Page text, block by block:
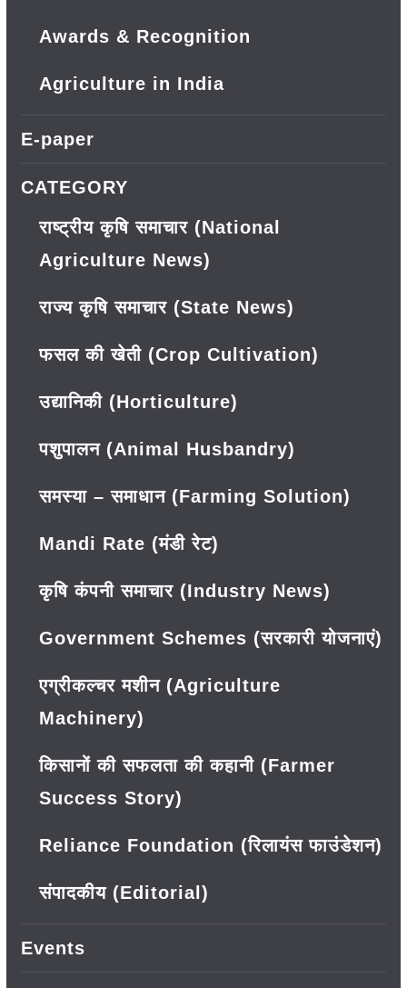
Awards & Recognition
Agriculture in India
E-paper
CATEGORY
राष्ट्रीय कृषि समाचार (National
Agriculture News)
राज्य कृषि समाचार (State News)
फसल की खेती (Crop Cultivation)
उद्यानिकी (Horticulture)
पशुपालन (Animal Husbandry)
समस्या – समाधान (Farming Solution)
Mandi Rate (मंडी रेट)
कृषि कंपनी समाचार (Industry News)
Government Schemes (सरकारी योजनाएं)
एग्रीकल्चर मशीन (Agriculture
Machinery)
किसानों की सफलता की कहानी (Farmer
Success Story)
Reliance Foundation (रिलायंस फाउंडेशन)
संपादकीय (Editorial)
Events